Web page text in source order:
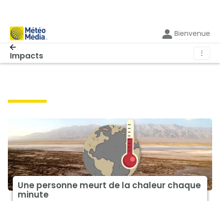
Bienvenue
Impacts ⋮
Une personne meurt de la chaleur chaque
minute